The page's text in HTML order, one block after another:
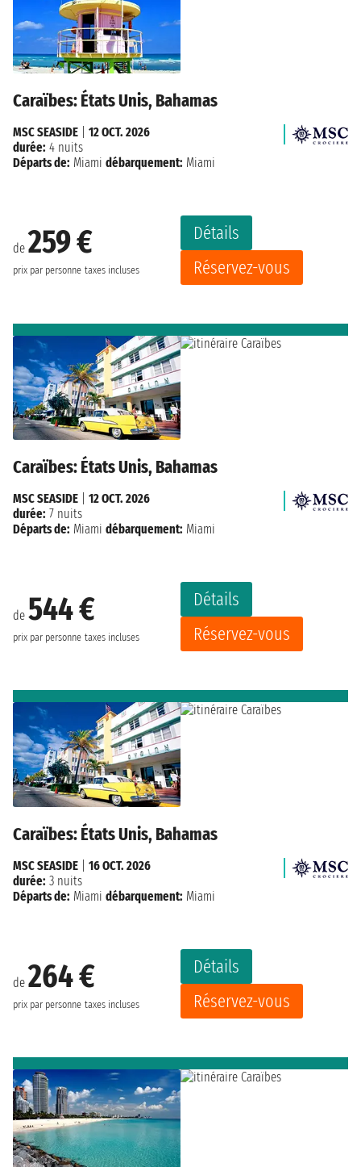
Caraïbes: États Unis, Bahamas
de 259 €
prix par personne taxes incluses
Détails
Réservez-vous
MSC SEASIDE
12 OCT. 2026
durée: 4 nuits
Départs de: Miami débarquement: Miami
Caraïbes: États Unis, Bahamas
de 544 €
prix par personne taxes incluses
Détails
Réservez-vous
MSC SEASIDE
12 OCT. 2026
durée: 7 nuits
Départs de: Miami débarquement: Miami
Caraïbes: États Unis, Bahamas
de 264 €
prix par personne taxes incluses
Détails
Réservez-vous
MSC SEASIDE
16 OCT. 2026
durée: 3 nuits
Départs de: Miami débarquement: Miami